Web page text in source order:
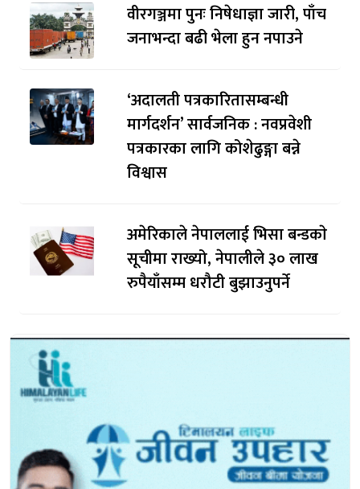
वीरगञ्जमा पुनः निषेधाज्ञा जारी, पाँच
जनाभन्दा बढी भेला हुन नपाउने
‘अदालती पत्रकारितासम्बन्धी
मार्गदर्शन’ सार्वजनिक : नवप्रवेशी
पत्रकारका लागि कोशेढुङ्गा बन्ने
विश्वास
अमेरिकाले नेपाललाई भिसा बन्डकाे
सूचीमा राख्यो, नेपालीले ३० लाख
रुपैयाँसम्म धरौटी बुझाउनुपर्ने